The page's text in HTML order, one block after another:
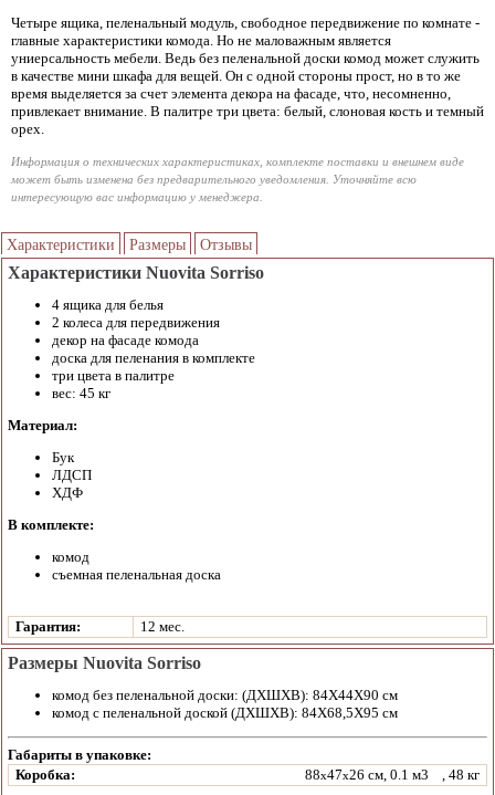
Четыре ящика, пеленальный модуль, свободное передвижение по комнате -
главные характеристики комода. Но не маловажным является
униерсальность мебели. Ведь без пеленальной доски комод может служить
в качестве мини шкафа для вещей. Он с одной стороны прост, но в то же
время выделяется за счет элемента декора на фасаде, что, несомненно,
привлекает внимание. В палитре три цвета: белый, слоновая кость и темный
орех.
Информация о технических характеристиках, комплекте поставки и внешнем виде
может быть изменена без предварительного уведомления. Уточняйте всю
интересующую вас информацию у менеджера.
Характеристики Размеры Отзывы
Характеристики Nuovita Sorriso
4 ящика для белья
2 колеса для передвижения
декор на фасаде комода
доска для пеленания в комплекте
три цвета в палитре
вес: 45 кг
Материал:
Бук
ЛДСП
ХДФ
В комплекте:
комод
съемная пеленальная доска
Гарантия: 12 мес.
Размеры Nuovita Sorriso
комод без пеленальной доски: (ДХШХВ): 84Х44Х90 см
комод с пеленальной доской (ДХШХВ): 84Х68,5Х95 см
Габариты в упаковке:
Коробка:
88x47x26 см, 0.1 м3 , 48 кг